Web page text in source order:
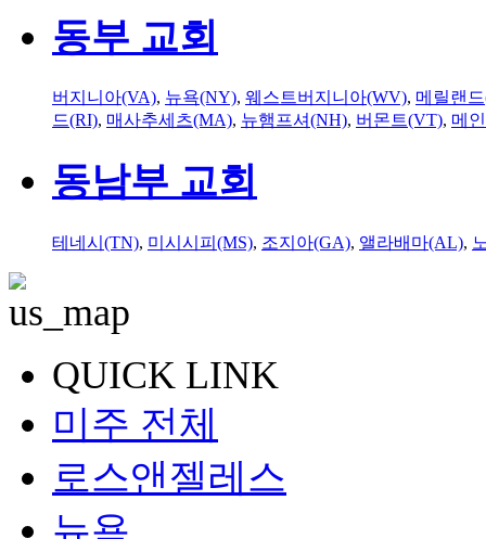
동부 교회
버지니아(VA), 뉴욕(NY), 웨스트버지니아(WV), 메릴랜
드(RI), 매사추세츠(MA), 뉴햄프셔(NH), 버몬트(VT), 메
동남부 교회
테네시(TN), 미시시피(MS), 조지아(GA), 앨라배마(AL),
QUICK LINK
미주 전체
로스앤젤레스
뉴욕